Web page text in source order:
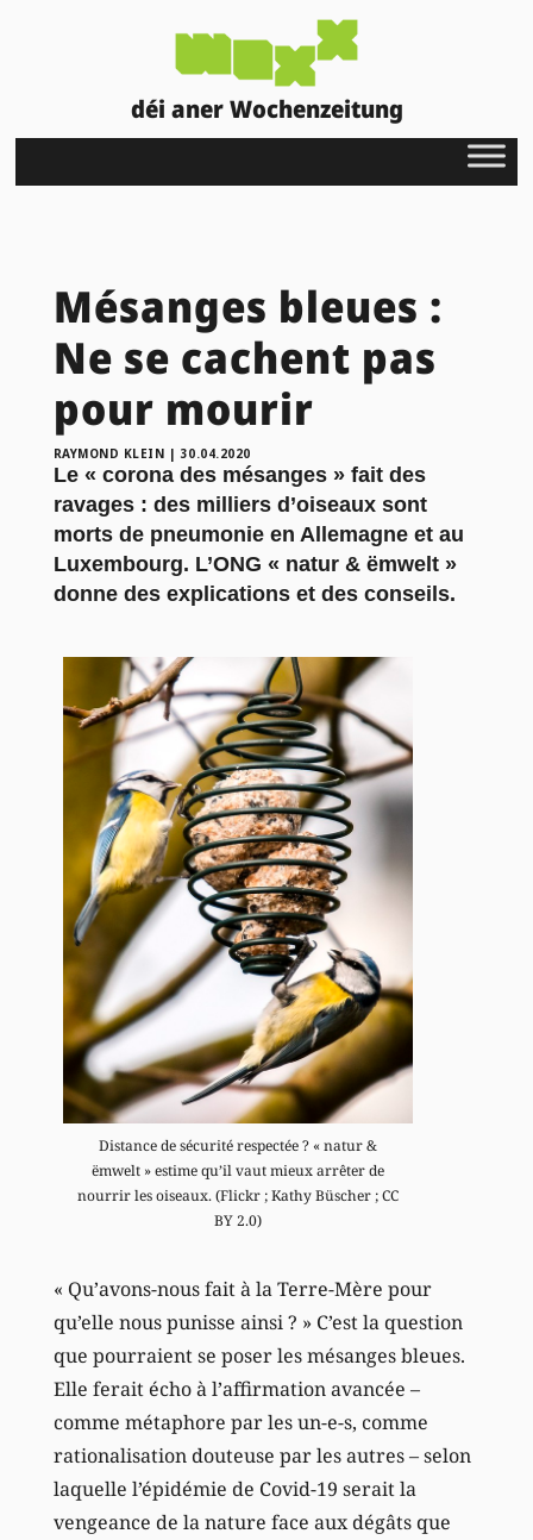
déi aner Wochenzeitung
Mésanges bleues :
Ne se cachent pas
pour mourir
RAYMOND KLEIN | 30.04.2020
Le « corona des mésanges » fait des
ravages : des milliers d’oiseaux sont
morts de pneumonie en Allemagne et au
Luxembourg. L’ONG « natur & ëmwelt »
donne des explications et des conseils.
Distance de sécurité respectée ? « natur &
ëmwelt » estime qu’il vaut mieux arrêter de
nourrir les oiseaux. (Flickr ; Kathy Büscher ; CC
BY 2.0)
« Qu’avons-nous fait à la Terre-Mère pour
qu’elle nous punisse ainsi ? » C’est la question
que pourraient se poser les mésanges bleues.
Elle ferait écho à l’affirmation avancée –
comme métaphore par les un-e-s, comme
rationalisation douteuse par les autres – selon
laquelle l’épidémie de Covid-19 serait la
vengeance de la nature face aux dégâts que